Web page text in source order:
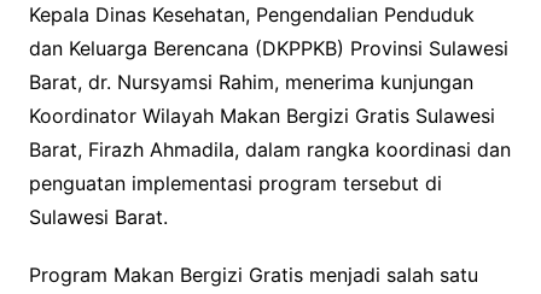
Kepala Dinas Kesehatan, Pengendalian Penduduk
dan Keluarga Berencana (DKPPKB) Provinsi Sulawesi
Barat, dr. Nursyamsi Rahim, menerima kunjungan
Koordinator Wilayah Makan Bergizi Gratis Sulawesi
Barat, Firazh Ahmadila, dalam rangka koordinasi dan
penguatan implementasi program tersebut di
Sulawesi Barat.
Program Makan Bergizi Gratis menjadi salah satu